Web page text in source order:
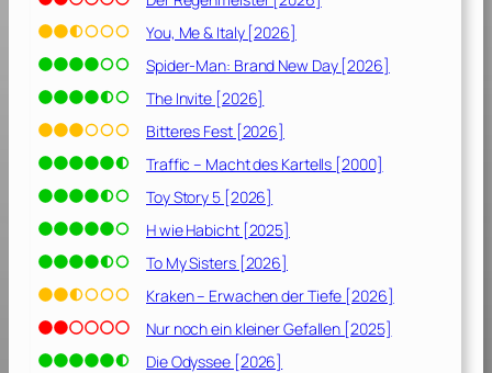
You, Me & Italy [2026]
Spider-Man: Brand New Day [2026]
The Invite [2026]
Bitteres Fest [2026]
Traffic – Macht des Kartells [2000]
Toy Story 5 [2026]
H wie Habicht [2025]
To My Sisters [2026]
Kraken – Erwachen der Tiefe [2026]
Nur noch ein kleiner Gefallen [2025]
Die Odyssee [2026]